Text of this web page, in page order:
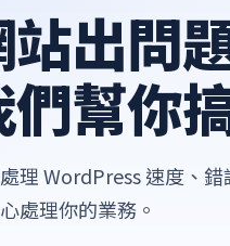
出問
幫你
理 WordPress 速度、
處理你的業務。